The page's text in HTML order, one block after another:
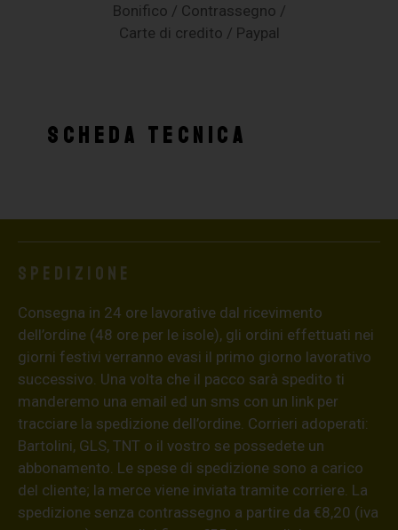
Bonifico / Contrassegno /
Carte di credito / Paypal
SCHEDA TECNICA
Spedizione
Consegna in 24 ore lavorative dal ricevimento
dell’ordine (48 ore per le isole), gli ordini effettuati nei
giorni festivi verranno evasi il primo giorno lavorativo
successivo. Una volta che il pacco sarà spedito ti
manderemo una email ed un sms con un link per
tracciare la spedizione dell’ordine. Corrieri adoperati:
Bartolini, GLS, TNT o il vostro se possedete un
abbonamento. Le spese di spedizione sono a carico
del cliente; la merce viene inviata tramite corriere. La
spedizione senza contrassegno a partire da €8,20 (iva